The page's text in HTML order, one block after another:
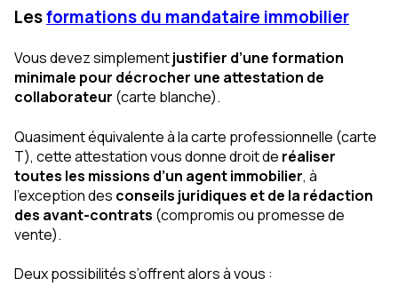
Lesformations du mandataire immobilier
Vous devez simplementjustifier d’une formation
minimale pour décrocher une attestation de
collaborateur (carte blanche).
Quasiment équivalente à la carte professionnelle (carte
T), cette attestation vous donne droit de réaliser
toutes les missions d’un agent immobilier, à
l’exception des conseils juridiques et de la rédaction
des avant-contrats (compromis ou promesse de
vente).
Deux possibilités s’offrent alors à vous :